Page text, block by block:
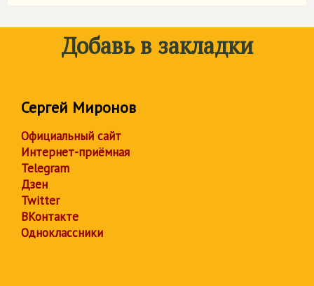
Добавь в закладки
Сергей Миронов
Официальный сайт
Интернет-приёмная
Telegram
Дзен
Twitter
ВКонтакте
Одноклассники